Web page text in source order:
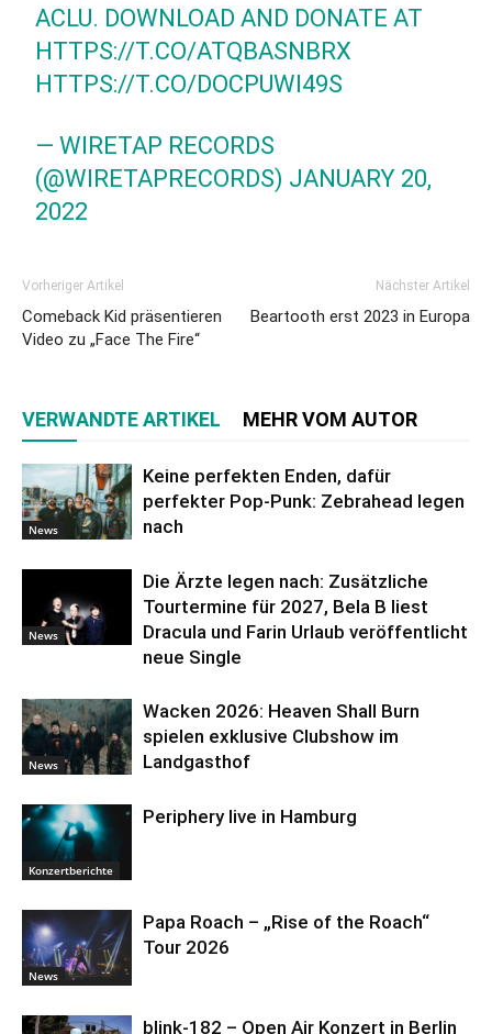
ACLU. DOWNLOAD AND DONATE AT
HTTPS://T.CO/ATQBASNBRX
HTTPS://T.CO/DOCPUWI49S
— WIRETAP RECORDS
(@WIRETAPRECORDS) JANUARY 20,
2022
Vorheriger Artikel
Comeback Kid präsentieren
Video zu „Face The Fire“
Nächster Artikel
Beartooth erst 2023 in Europa
VERWANDTE ARTIKEL MEHR VOM AUTOR
News
Keine perfekten Enden, dafür
perfekter Pop-Punk: Zebrahead legen
nach
News
Die Ärzte legen nach: Zusätzliche
Tourtermine für 2027, Bela B liest
Dracula und Farin Urlaub veröffentlicht
neue Single
News
Wacken 2026: Heaven Shall Burn
spielen exklusive Clubshow im
Landgasthof
Konzertberichte
Periphery live in Hamburg
News
Papa Roach – „Rise of the Roach“
Tour 2026
blink-182 – Open Air Konzert in Berlin